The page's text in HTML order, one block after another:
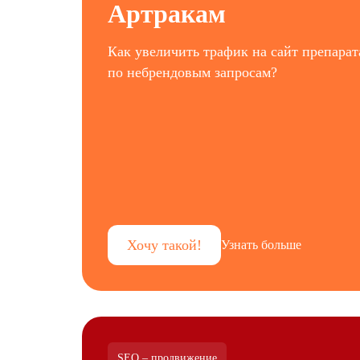
Артракам
Как увеличить трафик на сайт
по небрендовым запросам?
Хочу такой! Узнать больше